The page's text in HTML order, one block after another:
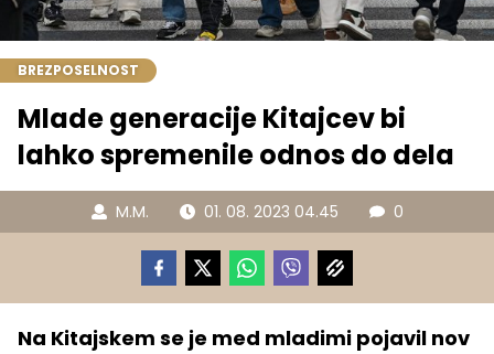
BREZPOSELNOST
Mlade generacije Kitajcev bi
lahko spremenile odnos do dela
M.M. 01. 08. 2023 04.45 0
Na Kitajskem se je med mladimi pojavil nov